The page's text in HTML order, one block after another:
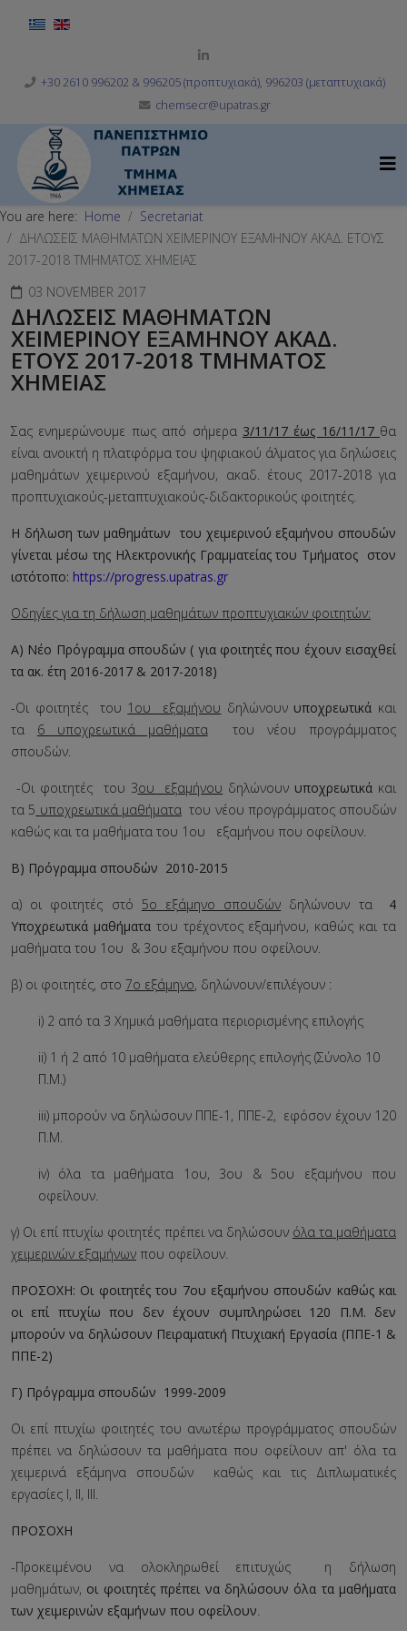
Select your language
+30 2610 996202 & 996205 (προπτυχιακά), 996203 (μεταπτυχιακά)
chemsecr@upatras.gr
You are here: Home
Secretariat
ΔΗΛΩΣΕΙΣ ΜΑΘΗΜΑΤΩΝ ΧΕΙΜΕΡΙΝΟΥ ΕΞΑΜΗΝΟΥ ΑΚΑΔ. ΕΤΟΥΣ
2017-2018 ΤΜΗΜΑΤΟΣ ΧΗΜΕΙΑΣ
03 NOVEMBER 2017
ΔΗΛΩΣΕΙΣ ΜΑΘΗΜΑΤΩΝ
ΧΕΙΜΕΡΙΝΟΥ ΕΞΑΜΗΝΟΥ ΑΚΑΔ.
ΕΤΟΥΣ 2017-2018 ΤΜΗΜΑΤΟΣ
ΧΗΜΕΙΑΣ
Σας ενημερώνουμε πως από σήμερα 3/11/17 έως 16/11/17 θα
είναι ανοικτή η πλατφόρμα του ψηφιακού άλματος για δηλώσεις
μαθημάτων χειμερινού εξαμήνου, ακαδ. έτους 2017-2018 για
προπτυχιακούς-μεταπτυχιακούς-διδακτορικούς φοιτητές.
Η δήλωση των μαθημάτων του χειμερινού εξαμήνου σπουδών
γίνεται μέσω της Ηλεκτρονικής Γραμματείας του Τμήματος στον
ιστότοπο: https://progress.upatras.gr
Οδηγίες για τη δήλωση μαθημάτων προπτυχιακών φοιτητών:
Α) Νέο Πρόγραμμα σπουδών ( για φοιτητές που έχουν εισαχθεί
τα ακ. έτη 2016-2017 & 2017-2018)
-Oι φοιτητές του 1ου εξαμήνου δηλώνουν υποχρεωτικά και
τα 6 υποχρεωτικά μαθήματατου νέου προγράμματος
σπουδών.
-Oι φοιτητές του 3ου εξαμήνου δηλώνουν υποχρεωτικά και
τα 5 υποχρεωτικά μαθήματατου νέου προγράμματος σπουδών
καθώς και τα μαθήματα του 1ου εξαμήνου που οφείλουν.
Β) Πρόγραμμα σπουδών 2010-2015
α) οι φοιτητές στό 5ο εξάμηνο σπουδών δηλώνουν τα 4
Υποχρεωτικά μαθήματατου τρέχοντος εξαμήνου, καθώς και τα
μαθήματα του 1ου & 3ου εξαμήνου που οφείλουν.
β) οι φοιτητές, στο 7ο εξάμηνο, δηλώνουν/επιλέγουν :
i) 2 από τα 3 Χημικά μαθήματα περιορισμένης επιλογής
ii) 1 ή 2 από 10 μαθήματα ελεύθερης επιλογής (Σύνολο 10
Π.Μ.)
iii) μπορούν να δηλώσουν ΠΠΕ-1, ΠΠΕ-2, εφόσον έχουν 120
Π.Μ.
iv) όλα τα μαθήματα 1ου, 3ου & 5ου εξαμήνου που
οφείλουν.
γ) Οι επί πτυχίω φοιτητές πρέπει να δηλώσουν όλα τα μαθήματα
χειμερινών εξαμήνων που οφείλουν.
ΠΡΟΣΟΧΗ: Οι φοιτητές του 7ου εξαμήνου σπουδών καθώς και
οι επί πτυχίω που δεν έχουν συμπληρώσει 120 Π.Μ. δεν
μπορούν να δηλώσουν Πειραματική Πτυχιακή Εργασία (ΠΠΕ-1 &
ΠΠΕ-2)
Γ) Πρόγραμμα σπουδών 1999-2009
Οι επί πτυχίω φοιτητές του ανωτέρω προγράμματος σπουδών
πρέπει να δηλώσουν τα μαθήματα που οφείλουν απ' όλα τα
χειμερινά εξάμηνα σπουδών καθώς και τις Διπλωματικές
εργασίες Ι, ΙΙ, ΙΙΙ.
ΠΡΟΣΟΧΗ
-Προκειμένου να ολοκληρωθεί επιτυχώς η δήλωση
μαθημάτων, οι φοιτητές πρέπει να δηλώσουν όλα τα μαθήματα
των χειμερινών εξαμήνων που οφείλουν.